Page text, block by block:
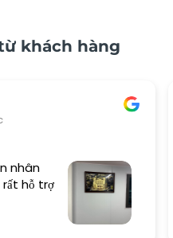
khách hàng
nhân
hỗ trợ